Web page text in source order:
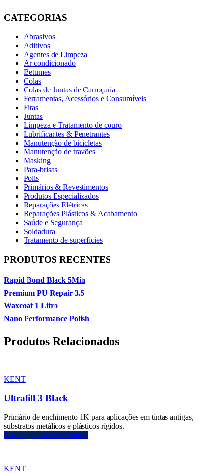
CATEGORIAS
Abrasivos
Aditivos
Agentes de Limpeza
Ar condicionado
Betumes
Colas
Colas de Juntas de Carroçaria
Ferramentas, Acessórios e Consumíveis
Fitas
Juntas
Limpeza e Tratamento de couro
Lubrificantes & Penetrantes
Manutenção de bicicletas
Manutenção de travões
Masking
Para-brisas
Polis
Primários & Revestimentos
Produtos Especializados
Reparações Elétricas
Reparações Plásticos & Acabamento
Saúde e Segurança
Soldadura
Tratamento de superfícies
PRODUTOS RECENTES
Rapid Bond Black 5Min
Premium PU Repair 3.5
Waxcoat 1 Litro
Nano Performance Polish
Produtos Relacionados
KENT
Ultrafill 3 Black
Primário de enchimento 1K para aplicações em tintas antigas,
substratos metálicos e plásticos rígidos.
Faça login para ver o preço
KENT